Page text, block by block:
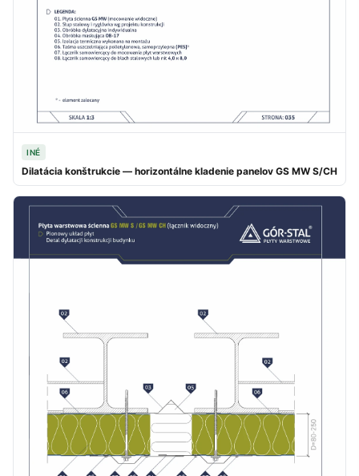
INÉ
Dilatácia konštrukcie — horizontálne kladenie panelov GS MW S/CH